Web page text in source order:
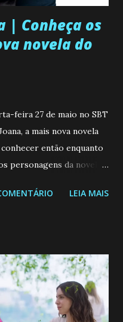
| Conheça os
novela do
feira 27 de maio no SBT
a mais nova novela
então enquanto
personagens da novela?
(Camila
homem que realmente
todas as suas energias a
e se orgulhando de
ingressar na
LEIA MAIS